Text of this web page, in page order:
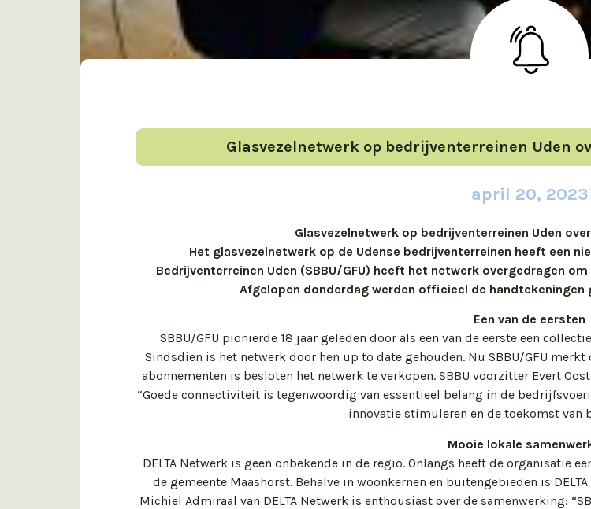
Glasvezelnetwerk op bedrijventerreinen Uden
april 20, 2023
Glasvezelnetwerk op bedrijventerreinen Uden
Het glasvezelnetwerk op de Udense bedrijventerreinen heeft een
Bedrijventerreinen Uden (SBBU/GFU) heeft het netwerk overgedragen
Afgelopen donderdag werden officieel de
Een van de eersten
SBBU/GFU pionierde 18 jaar geleden door als een van de eerste een
Sindsdien is het netwerk door hen up to date gehouden. Nu SBBU/GFU
abonnementen is besloten het netwerk te verkopen. SBBU voorzitter Evert
“Goede connectiviteit is tegenwoordig van essentieel belang in de
innovatie stimuleren en de toekomst van
Mooie lokale
DELTA Netwerk is geen onbekende in de regio. Onlangs heeft de organisatie
de gemeente Maashorst. Behalve in woonkernen en buitengebieden is
Michiel Admiraal van DELTA Netwerk is enthousiast over de samenwerking: